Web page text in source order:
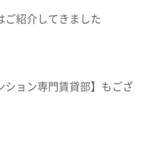
ご紹介してきました
ション専門賃貸部】もござ